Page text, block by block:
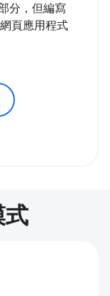
分，但編寫
頁應用程式
式